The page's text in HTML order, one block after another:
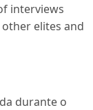
interviews
elites and
durante o